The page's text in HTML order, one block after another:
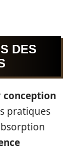
DES
conception
pratiques